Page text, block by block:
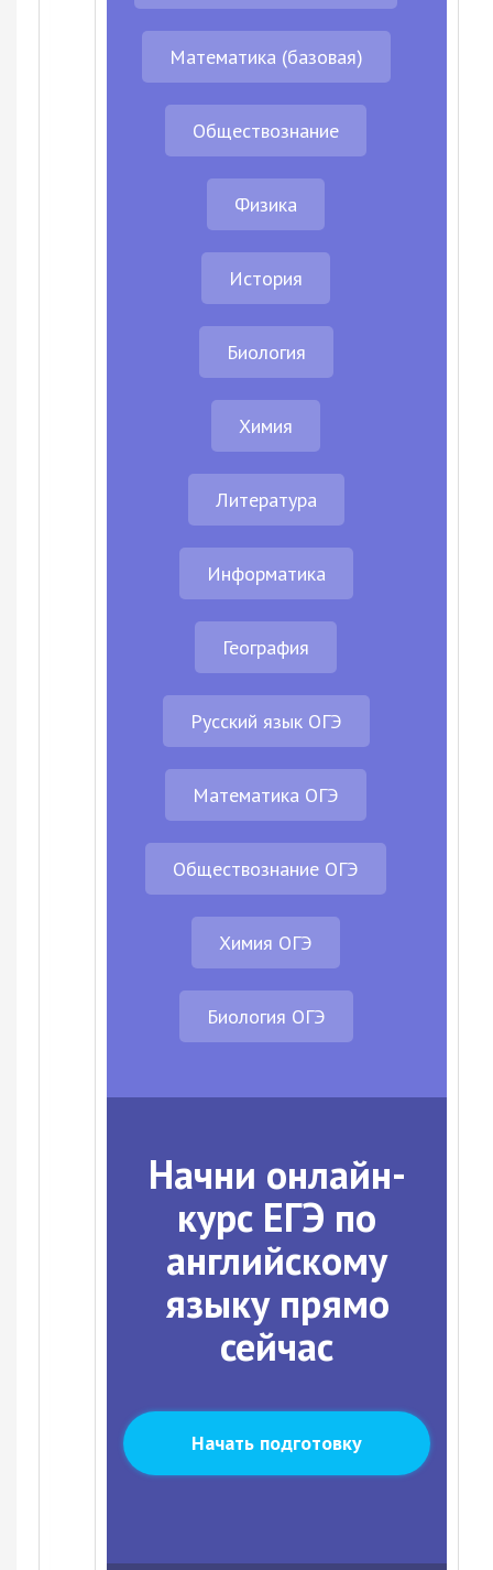
Математика (базовая)
Обществознание
Физика
История
Биология
Химия
Литература
Информатика
География
Русский язык ОГЭ
Математика ОГЭ
Обществознание ОГЭ
Химия ОГЭ
Биология ОГЭ
Начни онлайн-
курс ЕГЭ по
английскому
языку прямо
сейчас
Начать подготовку